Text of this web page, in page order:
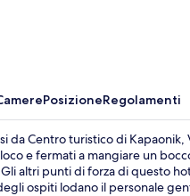
PosizioneRegolamenti
da Centro turistico di
e fermati a mangiare un
altri punti di forza di questo
ospiti lodano il personale